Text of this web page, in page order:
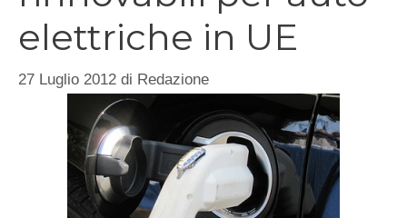
elettriche in UE
27 Luglio 2012 di Redazione